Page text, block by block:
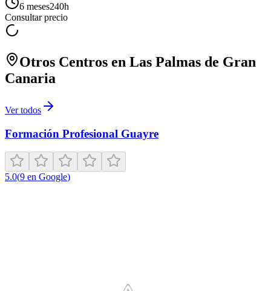
6 meses240h
Consultar precio
Otros Centros en Las Palmas de Gran
Canaria
Ver todos
Formación Profesional Guayre
5.0(9 en Google)